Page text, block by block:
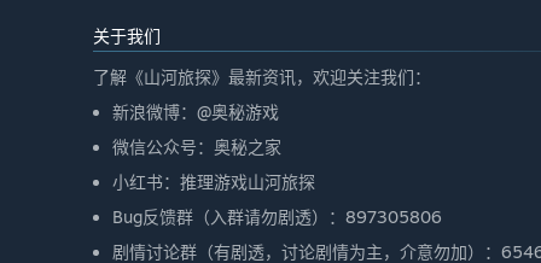
关于我们
了解《山河旅探》最新资讯，欢迎关注我们：
新浪微博：@奥秘游戏
微信公众号：奥秘之家
小红书：推理游戏山河旅探
Bug反馈群（入群请勿剧透）：897305806
剧情讨论群（有剧透，讨论剧情为主，介意勿加）：